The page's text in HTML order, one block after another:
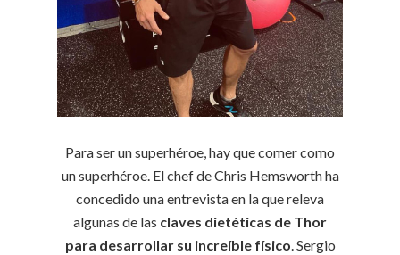
Para ser un superhéroe, hay que comer como
un superhéroe. El chef de Chris Hemsworth ha
concedido una entrevista en la que releva
algunas de las claves dietéticas de Thor
para desarrollar su increíble físico. Sergio